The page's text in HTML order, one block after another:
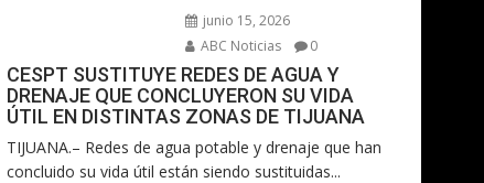
junio 15, 2026
ABC Noticias
0
CESPT SUSTITUYE REDES DE AGUA Y
DRENAJE QUE CONCLUYERON SU VIDA
ÚTIL EN DISTINTAS ZONAS DE TIJUANA
TIJUANA.– Redes de agua potable y drenaje que han
concluido su vida útil están siendo sustituidas...